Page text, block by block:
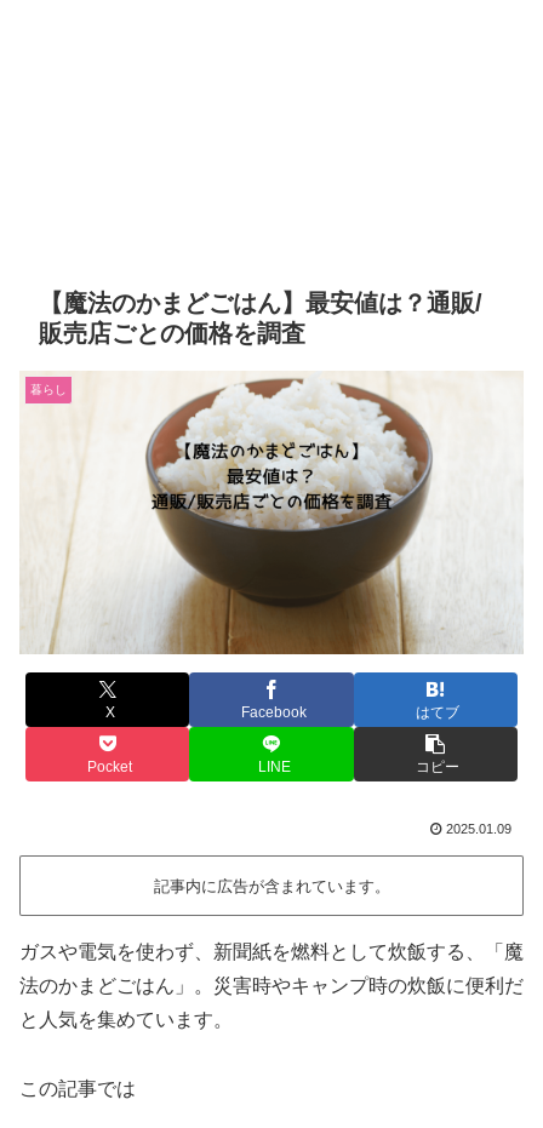
【魔法のかまどごはん】最安値は？通販/
販売店ごとの価格を調査
暮らし
X Facebook はてブ
Pocket LINE コピー
2025.01.09
記事内に広告が含まれています。
ガスや電気を使わず、新聞紙を燃料として炊飯する、「魔
法のかまどごはん」。災害時やキャンプ時の炊飯に便利だ
と人気を集めています。
この記事では